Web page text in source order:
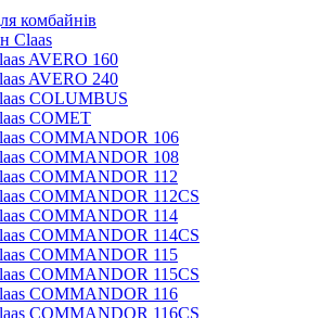
комбайнів
Claas
AVERO 160
AVERO 240
COLUMBUS
COMET
COMMANDOR 106
COMMANDOR 108
COMMANDOR 112
COMMANDOR 112CS
COMMANDOR 114
COMMANDOR 114CS
COMMANDOR 115
COMMANDOR 115CS
COMMANDOR 116
COMMANDOR 116CS